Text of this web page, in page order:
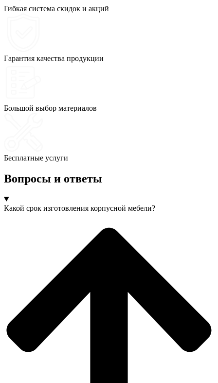
Гибкая система скидок и акций
Гарантия качества продукции
Большой выбор материалов
Бесплатные услуги
Вопросы и ответы
Какой срок изготовления корпусной мебели?